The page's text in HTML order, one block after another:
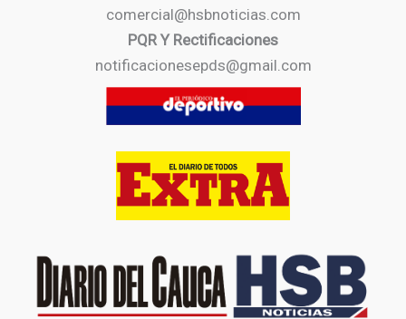
comercial@hsbnoticias.com
PQR Y Rectificaciones
notificacionesepds@gmail.com